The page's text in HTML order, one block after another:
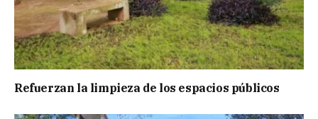
Refuerzan la limpieza de los espacios públicos